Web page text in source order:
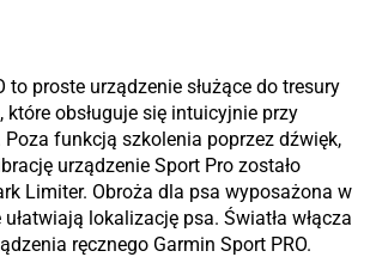
to proste urządzenie służące do tresury
obsługuje się intuicyjnie przy
Poza funkcją szkolenia poprzez dźwięk,
urządzenie Sport Pro zostało
Limiter. Obroża dla psa wyposażona w
ułatwiają lokalizację psa. Światła włącza
ręcznego Garmin Sport PRO.